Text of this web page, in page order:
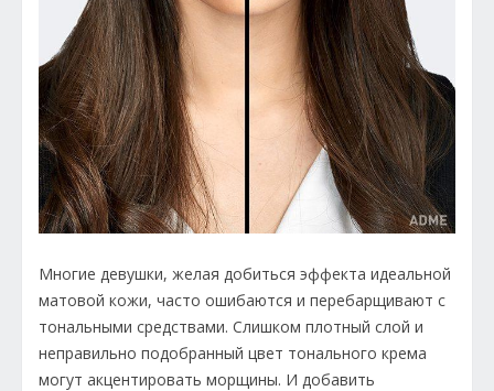
Многие девушки, желая добиться эффекта идеальной
матовой кожи, часто ошибаются и перебарщивают с
тональными средствами. Слишком плотный слой и
неправильно подобранный цвет тонального крема
могут акцентировать морщины. И добавить